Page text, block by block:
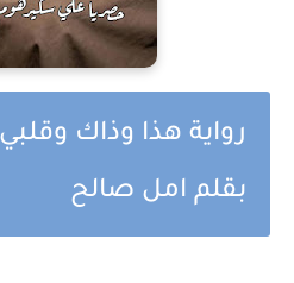
رواية هذا وذاك
بقلم امل صالح